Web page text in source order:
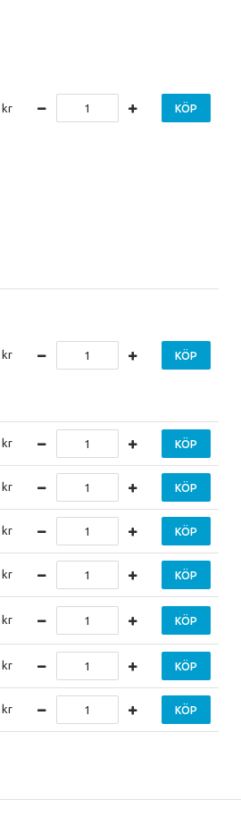
KÖP
KÖP
KÖP
KÖP
KÖP
KÖP
KÖP
KÖP
KÖP